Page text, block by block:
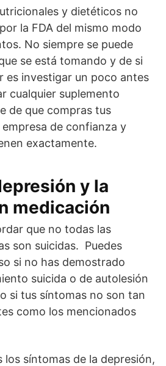
y dietéticos no
la FDA del mismo modo
No siempre se puede
se está tomando y de si
es investigar un poco antes
cualquier suplemento
de que compras tus
de confianza y
exactamente.
y la
medicación
que no todas las
son suicidas. Puedes
si no has demostrado
suicida o de autolesión
si tus síntomas no son tan
como los mencionados
los síntomas de la depresión,